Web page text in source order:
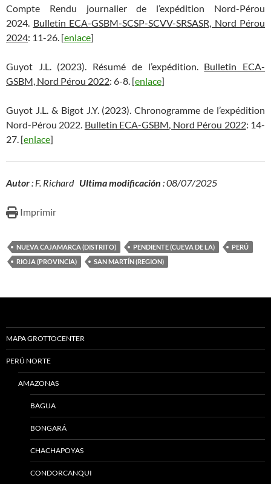
Compte Rendu journalier de l’expédition Nord-Pérou
2024. Bulletin ECA-GSBM-SCSP-SCVV-SRSASR, Nord Pérou
2024: 11-26. [enlace]
Guyot J.L. (2023). Résumé de l’expédition. Bulletin ECA-
GSBM, Nord Pérou 2022: 6-8. [enlace]
Guyot J.L. & Bigot J.Y. (2023). Chronogramme de l’expédition
Nord-Pérou 2022. Bulletin ECA-GSBM, Nord Pérou 2022: 14-
27. [enlace]
Autor: F. Richard Ultima modificación : 08/07/2025
Imprimir
NUEVA CAJAMARCA (DISTRITO) PENDIENTE (CUEVA DE LA)
PERÚ
RIOJA (PROVINCIA)
SAN MARTÍN (REGION)
MAPA GROTTOCENTER
PERÚ NORTE
AMAZONAS
BAGUA
BONGARÁ
CHACHAPOYAS
CONDORCANQUI